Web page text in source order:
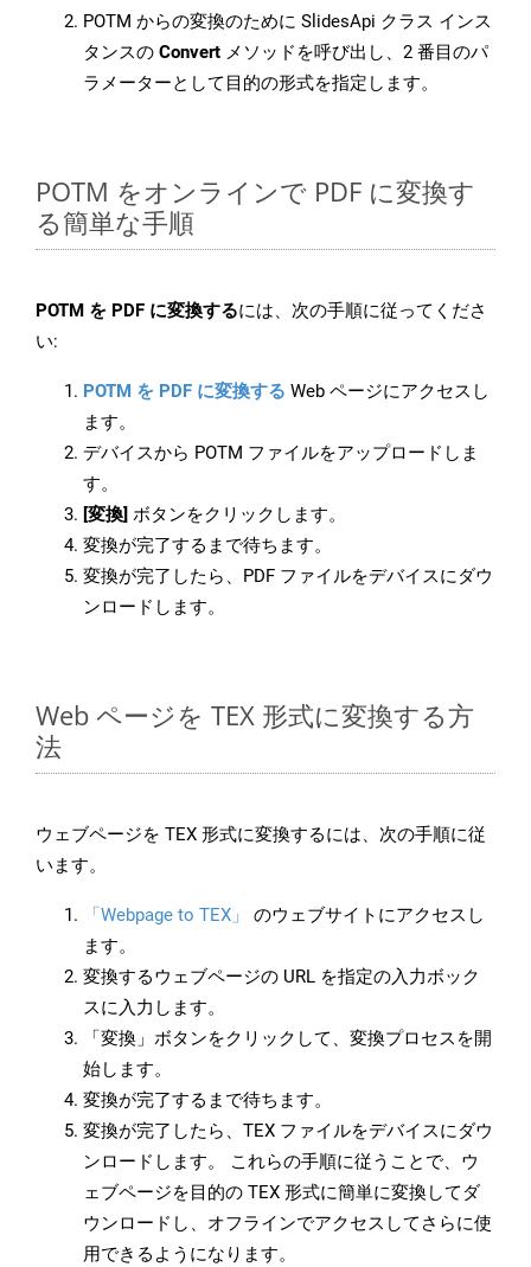
POTM からの変換のために SlidesApi クラス インス
タンスの Convert メソッドを呼び出し、2 番目のパ
ラメーターとして目的の形式を指定します。
POTM をオンラインで PDF に変換す
る簡単な手順
POTM を PDF に変換するには、次の手順に従ってくださ
い:
POTM を PDF に変換する Web ページにアクセスし
ます。
デバイスから POTM ファイルをアップロードしま
す。
[変換] ボタンをクリックします。
変換が完了するまで待ちます。
変換が完了したら、PDF ファイルをデバイスにダウ
ンロードします。
Web ページを TEX 形式に変換する方
法
ウェブページを TEX 形式に変換するには、次の手順に従
います。
「Webpage to TEX」
のウェブサイトにアクセスし
ます。
変換するウェブページの URL を指定の入力ボック
スに入力します。
「変換」ボタンをクリックして、変換プロセスを開
始します。
変換が完了するまで待ちます。
変換が完了したら、TEX ファイルをデバイスにダウ
ンロードします。 これらの手順に従うことで、ウ
ェブページを目的の TEX 形式に簡単に変換してダ
ウンロードし、オフラインでアクセスしてさらに使
用できるようになります。